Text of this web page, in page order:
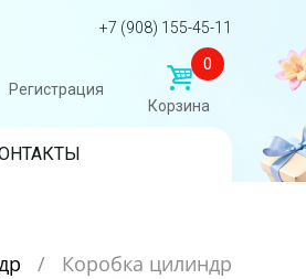
+7 (908) 155-45-11
Регистрация
0
Корзина
/
Коробка цилиндр